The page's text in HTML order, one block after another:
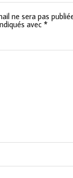
ne sera pas
avec*